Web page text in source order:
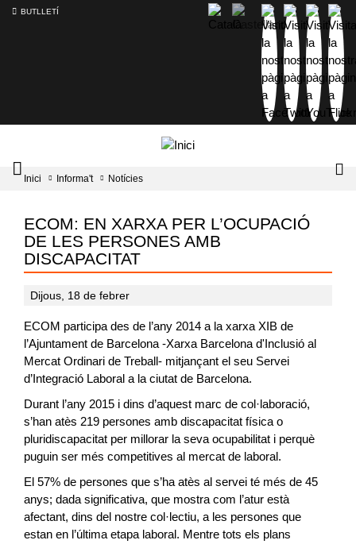
BUTLLETÍ
Mobile
menu
Inici Informa't Notícies
ECOM: EN XARXA PER L’OCUPACIÓ
DE LES PERSONES AMB
DISCAPACITAT
Dijous, 18 de febrer
ECOM participa des de l’any 2014 a la xarxa XIB de
l’Ajuntament de Barcelona -Xarxa Barcelona d'Inclusió al
Mercat Ordinari de Treball- mitjançant el seu Servei
d’Integració Laboral a la ciutat de Barcelona.
Durant l’any 2015 i dins d’aquest marc de col·laboració,
s’han atès 219 persones amb discapacitat física o
pluridiscapacitat per millorar la seva ocupabilitat i perquè
puguin ser més competitives al mercat de laboral.
El 57% de persones que s’ha atès al servei té més de 45
anys; dada significativa, que mostra com l’atur està
afectant, dins del nostre col·lectiu, a les persones que
estan en l’última etapa laboral. Mentre tots els plans